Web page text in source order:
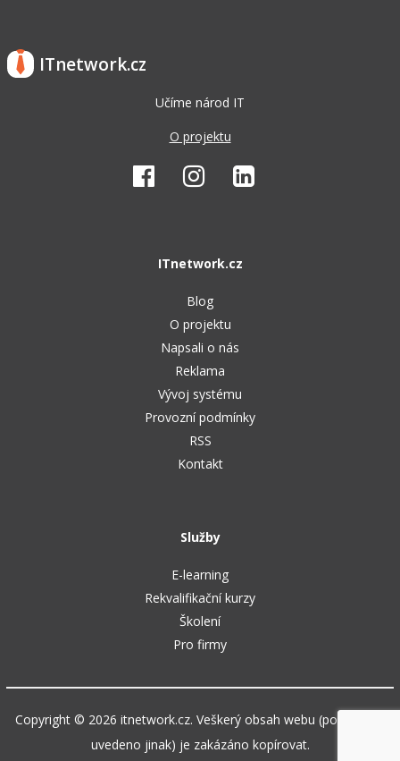
ITnetwork.cz
Učíme národ IT
O projektu
ITnetwork.cz
Blog
O projektu
Napsali o nás
Reklama
Vývoj systému
Provozní podmínky
RSS
Kontakt
Služby
E-learning
Rekvalifikační kurzy
Školení
Pro firmy
Copyright © 2026 itnetwork.cz. Veškerý obsah webu (pokud není
uvedeno jinak) je zakázáno kopírovat.